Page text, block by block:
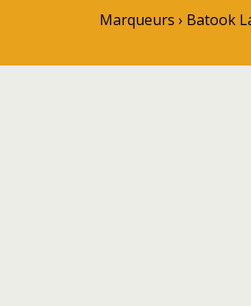
Marqueurs › Batook